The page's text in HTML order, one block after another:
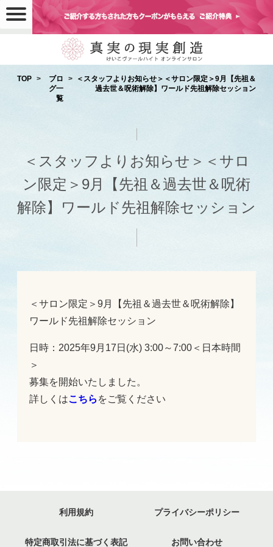
TOP
ブロ
グ一
覧
＜スタッフよりお知らせ＞＜サロン限定＞9月【先祖＆
過去世＆呪術解除】ワールド先祖解除セッション
＜スタッフよりお知らせ＞＜サロ
ン限定＞9月【先祖＆過去世＆呪術
解除】ワールド先祖解除セッション
＜サロン限定＞9月【先祖＆過去世＆呪術解除】
ワールド先祖解除セッション
日時：2025年9月17日(水) 3:00～7:00＜日本時間
＞
募集を開始いたしました。
詳しくはこちら をご覧ください
利用規約 プライバシーポリシー
特定商取引法に基づく表記 お問い合わせ